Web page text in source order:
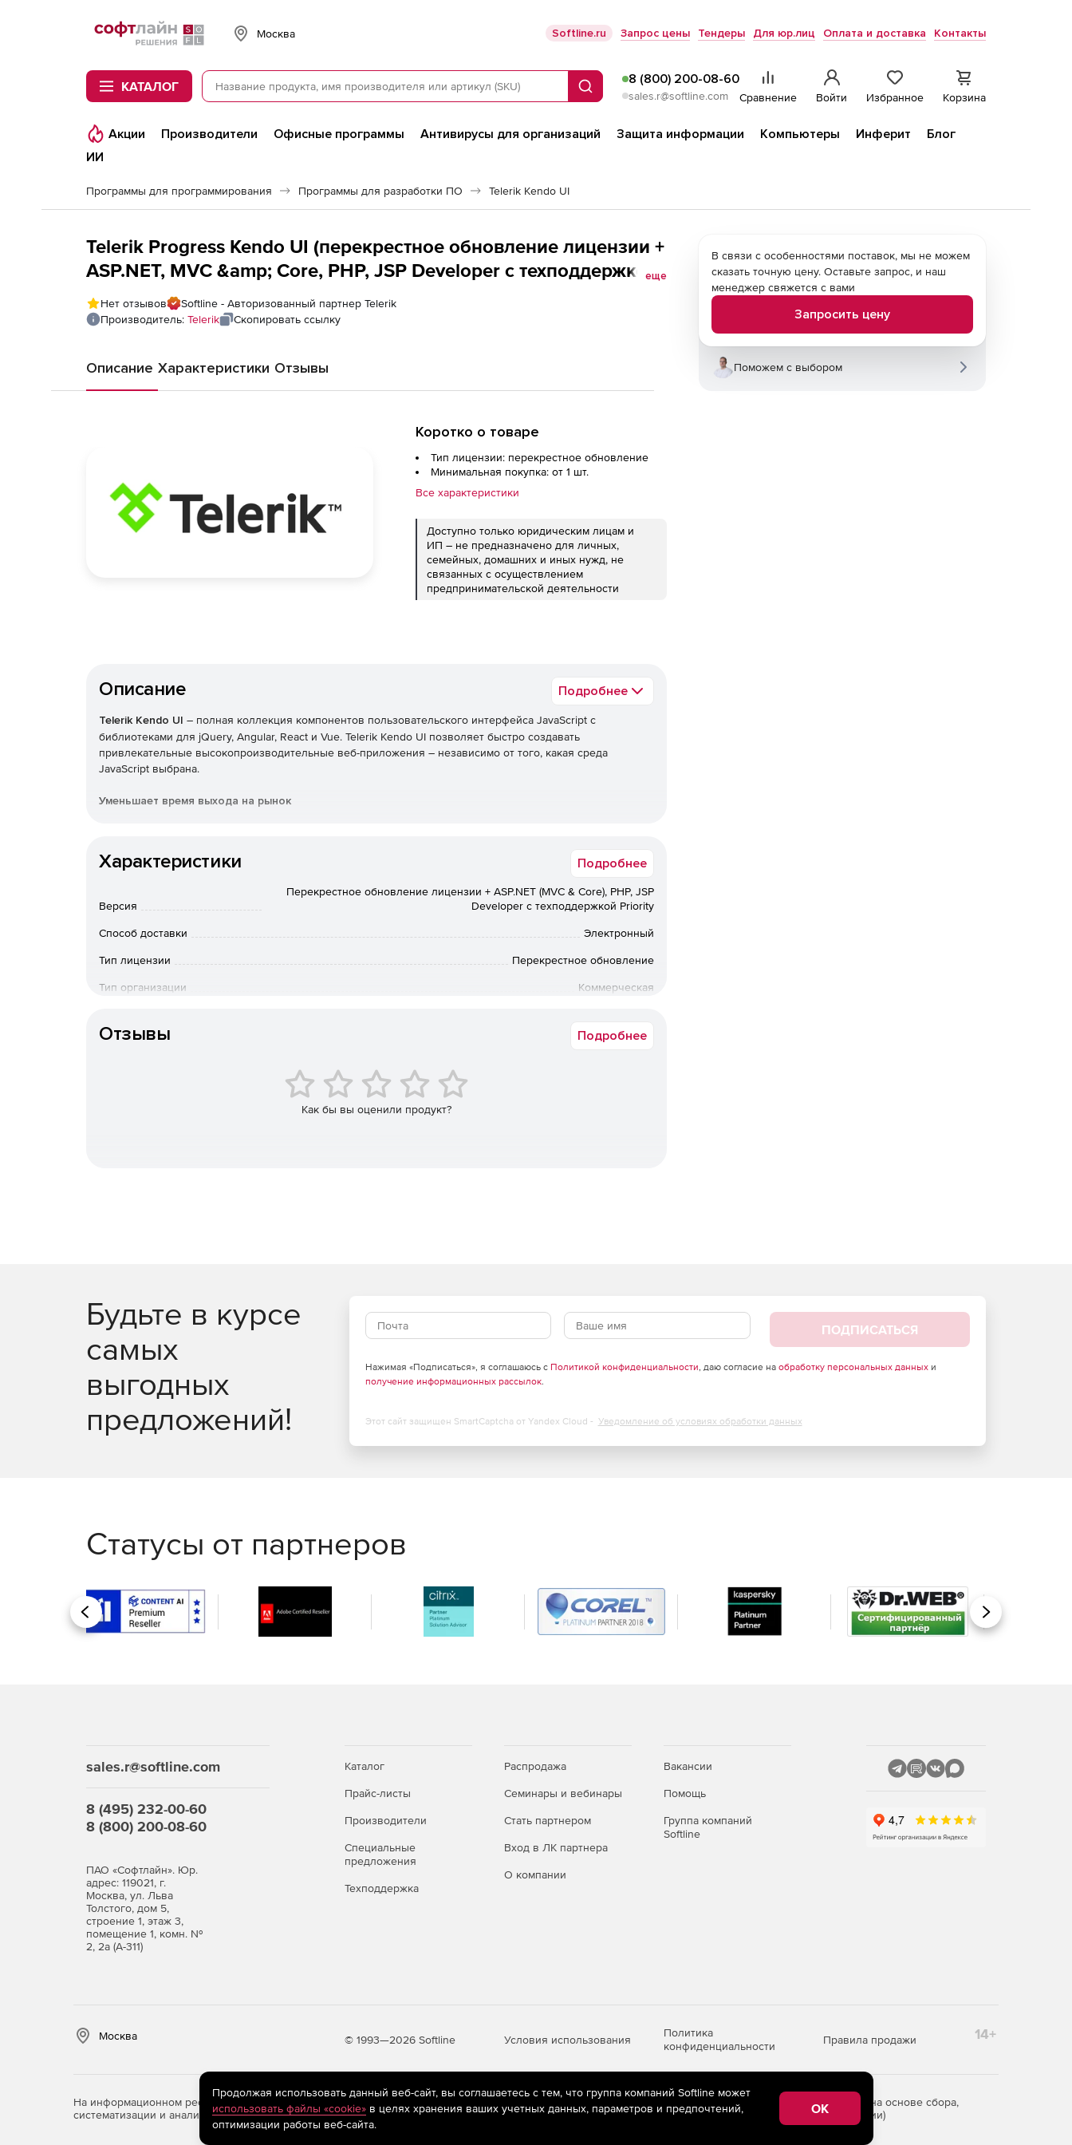
Softline
Москва Softline.ru Запрос цены Тендеры Для юр.лиц Оплата и доставка Контакты
КАТАЛОГ Поиск
8 (800) 200-08-60
sales.r@softline.com Сравнение Войти Избранное Корзина
Акции Производители Офисные программы Антивирусы для организаций Защита информации Компьютеры Инферит
Блог
ИИ
Программы для программирования Программы для разработки ПО Telerik Kendo UI
Telerik Progress Kendo UI (перекрестное обновление лицензии +
ASP.NET, MVC &amp; Core, PHP, JSP Developer с техподдержкой
Priority), Kendo UI + ASP.NET (MVC &amp; Core) Developer License
- Priority Support to Progress DevCraft Complete + PHP &amp; JSP
еще
Нет отзывов
Softline - Авторизованный партнер Telerik
Производитель: Telerik Скопировать ссылку
Описание Характеристики Отзывы
Коротко о товаре
Тип лицензии: перекрестное обновление
Минимальная покупка: от 1 шт.
Все характеристики
Доступно только юридическим лицам и
ИП – не предназначено для личных,
семейных, домашних и иных нужд, не
связанных с осуществлением
предпринимательской деятельности
Описание Подробнее
Telerik Kendo UI – полная коллекция компонентов пользовательского интерфейса JavaScript с
библиотеками для jQuery, Angular, React и Vue. Telerik Kendo UI позволяет быстро создавать
привлекательные высокопроизводительные веб-приложения – независимо от того, какая среда
JavaScript выбрана.
Уменьшает время выхода на рынок
дизайна. Kendo UI позволяет экономить время, интегрируя компоненты для обработки всех ключевых
Предоставляет расширенные функции пользовательского интерфейса
таблицами, планировщиками и многим другим. Пользовательский интерфейс Kendo позволяет быстро и
компонентов. Настраиваемые темы позволяют без труда развернуть единообразный внешний вид
Поддерживает популярные фреймворки
Созданный с нуля для поддержки каждой платформы, Kendo UI предлагает лучшую производительность
пользовательского интерфейса при разработке с использованием популярных современных
технологий, включая jQuery, Angular, React и Vue. Kendo UI вписывается в среду, поэтому не нужно
Характеристики Подробнее
Версия
Перекрестное обновление лицензии + ASP.NET (MVC & Core), PHP, JSP
Developer с техподдержкой Priority
Способ доставки Электронный
Тип лицензии Перекрестное обновление
Тип организации Коммерческая
Отзывы Подробнее
Как бы вы оценили продукт?
В связи с особенностями поставок, мы не можем
сказать точную цену. Оставьте запрос, и наш
менеджер свяжется с вами
Запросить цену
Поможем с выбором
Будьте в курсе
самых
выгодных
предложений!
ПОДПИСАТЬСЯ
Нажимая «Подписаться», я соглашаюсь с Политикой конфиденциальности, даю согласие на обработку персональных данныхи
получение информационных рассылок.
Этот сайт защищен SmartCaptcha от Yandex Cloud - Уведомление об условиях обработки данных
Статусы от партнеров
Назад Вперед
sales.r@softline.com
8 (495) 232-00-60
8 (800) 200-08-60
ПАО «Софтлайн». Юр.
адрес: 119021, г.
Москва, ул. Льва
Толстого, дом 5,
строение 1, этаж 3,
помещение 1, комн. №
2, 2а (А-311)
Каталог
Прайс-листы
Производители
Специальные
предложения
Техподдержка
Распродажа
Семинары и вебинары
Стать партнером
Вход в ЛК партнера
О компании
Вакансии
Помощь
Группа компаний
Softline
Москва © 1993—2026 Softline Условия использования
Политика
конфиденциальности
Правила продажи 14+
На информационном ресурсе store.softline.ru применяются рекомендательные технологии
(информационные технологии предоставления информации на основе сбора,
систематизации и анализа сведений, относящихся к предпочтениям пользователей сети «Интернет», находящихся на территории Российской Федерации)
Продолжая использовать данный веб-сайт, вы соглашаетесь с тем, что группа компаний Softline может
использовать файлы «cookie»в целях хранения ваших учетных данных, параметров и предпочтений,
оптимизации работы веб-сайта.
OK